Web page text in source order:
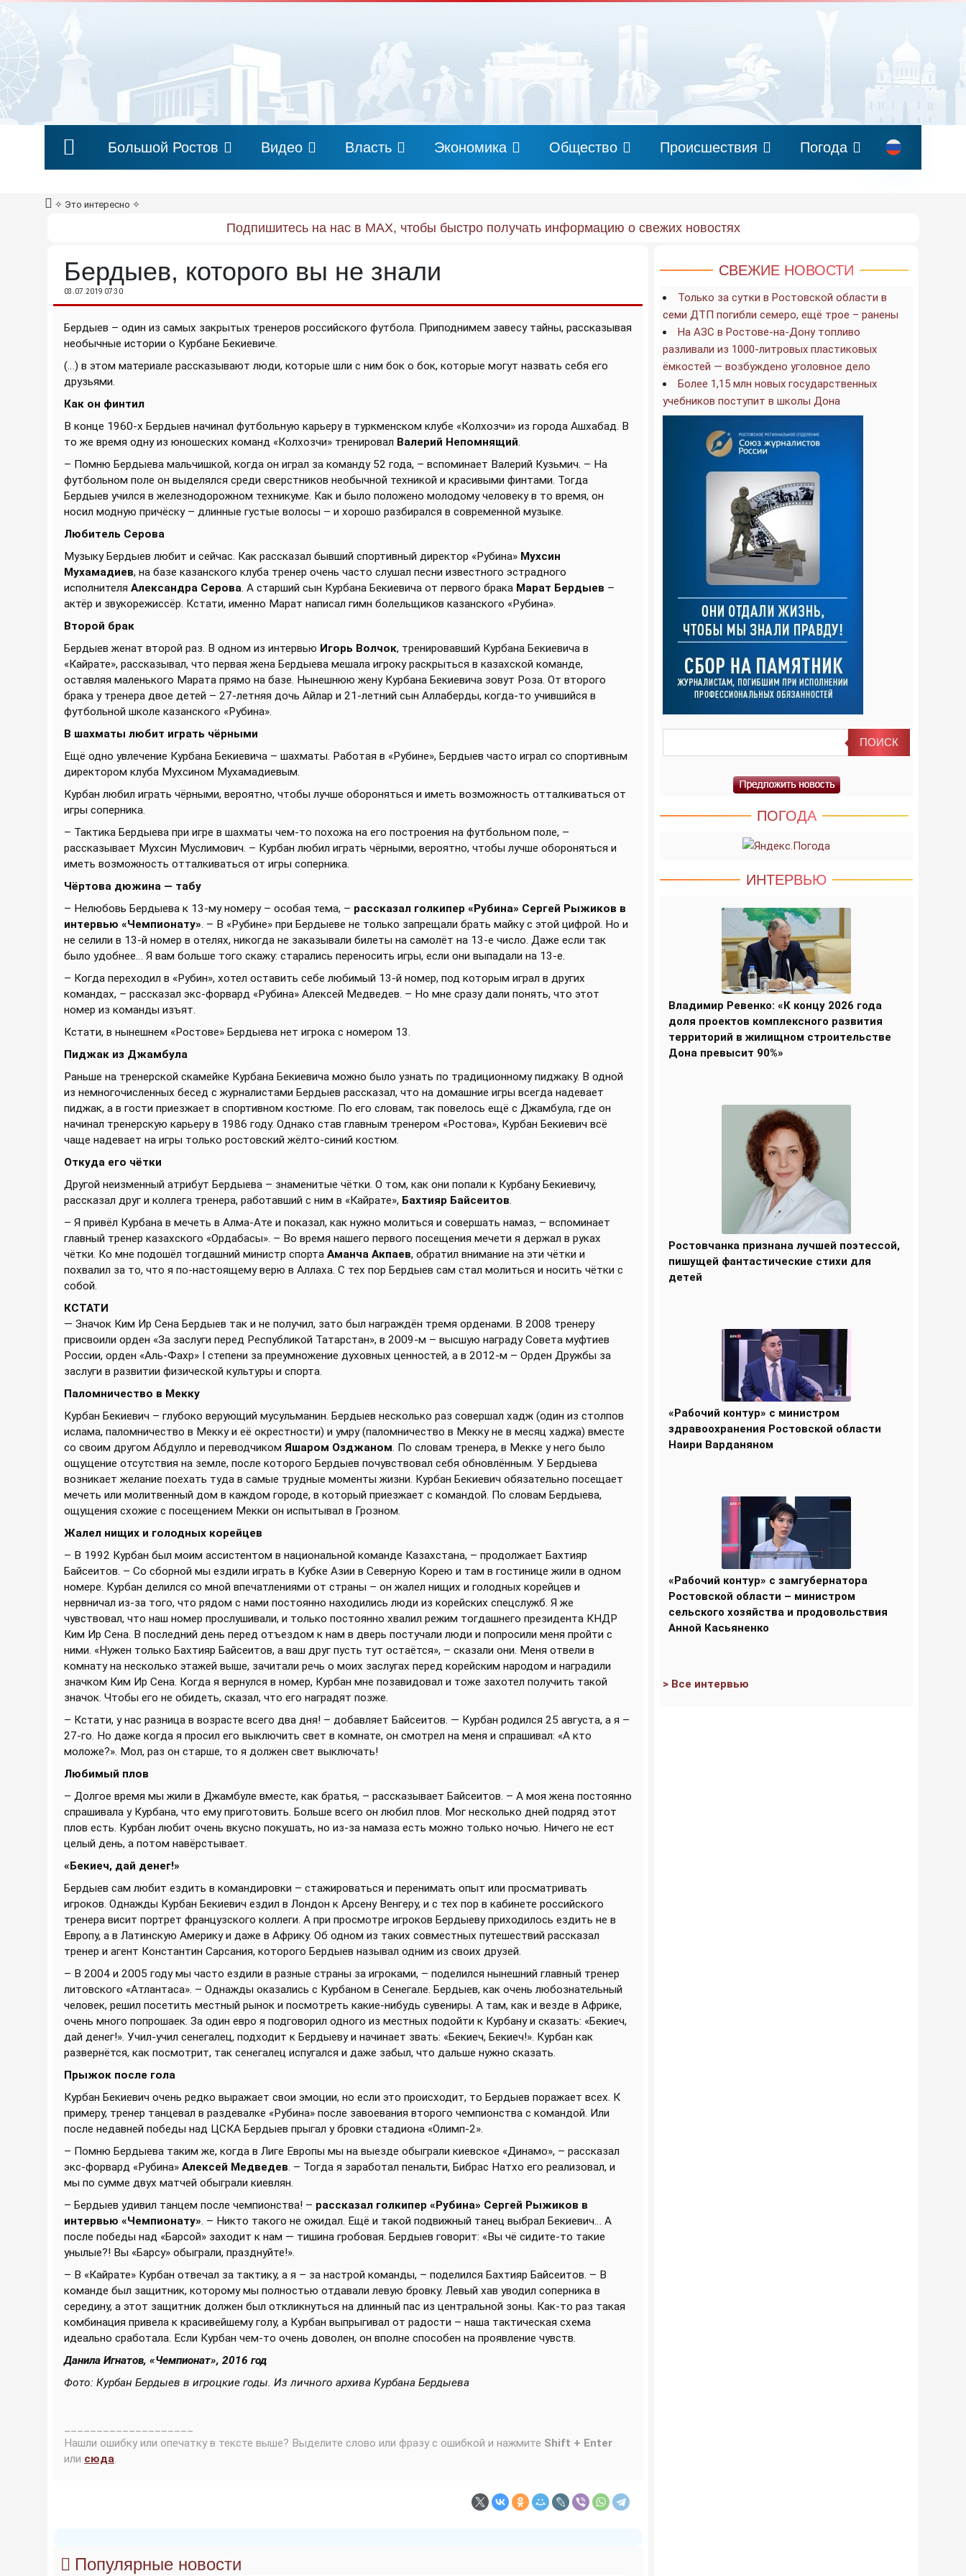
Большой Ростов Видео Власть Экономика Общество Происшествия Погода
✧ Это интересно ✧
Подпишитесь на нас в MAX, чтобы быстро получать информацию о свежих новостях
Бердыев, которого вы не знали
03.07.2019 07:30
Бердыев – один из самых закрытых тренеров российского футбола. Приподнимем завесу тайны, рассказывая
необычные истории о Курбане Бекиевиче.
(…) в этом материале рассказывают люди, которые шли с ним бок о бок, которые могут назвать себя его
друзьями.
Как он финтил
В конце 1960-х Бердыев начинал футбольную карьеру в туркменском клубе «Колхозчи» из города Ашхабад. В
то же время одну из юношеских команд «Колхозчи» тренировал Валерий Непомнящий.
– Помню Бердыева мальчишкой, когда он играл за команду 52 года, – вспоминает Валерий Кузьмич. – На
футбольном поле он выделялся среди сверстников необычной техникой и красивыми финтами. Тогда
Бердыев учился в железнодорожном техникуме. Как и было положено молодому человеку в то время, он
носил модную причёску – длинные густые волосы – и хорошо разбирался в современной музыке.
Любитель Серова
Музыку Бердыев любит и сейчас. Как рассказал бывший спортивный директор «Рубина» Мухсин
Мухамадиев, на базе казанского клуба тренер очень часто слушал песни известного эстрадного
исполнителя Александра Серова. А старший сын Курбана Бекиевича от первого брака Марат Бердыев –
актёр и звукорежиссёр. Кстати, именно Марат написал гимн болельщиков казанского «Рубина».
Второй брак
Бердыев женат второй раз. В одном из интервью Игорь Волчок, тренировавший Курбана Бекиевича в
«Кайрате», рассказывал, что первая жена Бердыева мешала игроку раскрыться в казахской команде,
оставляя маленького Марата прямо на базе. Нынешнюю жену Курбана Бекиевича зовут Роза. От второго
брака у тренера двое детей – 27-летняя дочь Айлар и 21-летний сын Аллаберды, когда-то учившийся в
футбольной школе казанского «Рубина».
В шахматы любит играть чёрными
Ещё одно увлечение Курбана Бекиевича – шахматы. Работая в «Рубине», Бердыев часто играл со спортивным
директором клуба Мухсином Мухамадиевым.
Курбан любил играть чёрными, вероятно, чтобы лучше обороняться и иметь возможность отталкиваться от
игры соперника.
– Тактика Бердыева при игре в шахматы чем-то похожа на его построения на футбольном поле, –
рассказывает Мухсин Муслимович. – Курбан любил играть чёрными, вероятно, чтобы лучше обороняться и
иметь возможность отталкиваться от игры соперника.
Чёртова дюжина — табу
– Нелюбовь Бердыева к 13-му номеру – особая тема, – рассказал голкипер «Рубина» Сергей Рыжиков в
интервью «Чемпионату». – В «Рубине» при Бердыеве не только запрещали брать майку с этой цифрой. Но и
не селили в 13-й номер в отелях, никогда не заказывали билеты на самолёт на 13-е число. Даже если так
было удобнее… Я вам больше того скажу: старались переносить игры, если они выпадали на 13-е.
– Когда переходил в «Рубин», хотел оставить себе любимый 13-й номер, под которым играл в других
командах, – рассказал экс-форвард «Рубина» Алексей Медведев. – Но мне сразу дали понять, что этот
номер из команды изъят.
Кстати, в нынешнем «Ростове» Бердыева нет игрока с номером 13.
Пиджак из Джамбула
Раньше на тренерской скамейке Курбана Бекиевича можно было узнать по традиционному пиджаку. В одной
из немногочисленных бесед с журналистами Бердыев рассказал, что на домашние игры всегда надевает
пиджак, а в гости приезжает в спортивном костюме. По его словам, так повелось ещё с Джамбула, где он
начинал тренерскую карьеру в 1986 году. Однако став главным тренером «Ростова», Курбан Бекиевич всё
чаще надевает на игры только ростовский жёлто-синий костюм.
Откуда его чётки
Другой неизменный атрибут Бердыева – знаменитые чётки. О том, как они попали к Курбану Бекиевичу,
рассказал друг и коллега тренера, работавший с ним в «Кайрате», Бахтияр Байсеитов.
– Я привёл Курбана в мечеть в Алма-Ате и показал, как нужно молиться и совершать намаз, – вспоминает
главный тренер казахского «Ордабасы». – Во время нашего первого посещения мечети я держал в руках
чётки. Ко мне подошёл тогдашний министр спорта Аманча Акпаев, обратил внимание на эти чётки и
похвалил за то, что я по-настоящему верю в Аллаха. С тех пор Бердыев сам стал молиться и носить чётки с
собой.
КСТАТИ
— Значок Ким Ир Сена Бердыев так и не получил, зато был награждён тремя орденами. В 2008 тренеру
присвоили орден «За заслуги перед Республикой Татарстан», в 2009-м – высшую награду Совета муфтиев
России, орден «Аль-Фахр» I степени за преумножение духовных ценностей, а в 2012-м – Орден Дружбы за
заслуги в развитии физической культуры и спорта.
Паломничество в Мекку
Курбан Бекиевич – глубоко верующий мусульманин. Бердыев несколько раз совершал хадж (один из столпов
ислама, паломничество в Мекку и её окрестности) и умру (паломничество в Мекку не в месяц хаджа) вместе
со своим другом Абдулло и переводчиком Яшаром Озджаном. По словам тренера, в Мекке у него было
ощущение отсутствия на земле, после которого Бердыев почувствовал себя обновлённым. У Бердыева
возникает желание поехать туда в самые трудные моменты жизни. Курбан Бекиевич обязательно посещает
мечеть или молитвенный дом в каждом городе, в который приезжает с командой. По словам Бердыева,
ощущения схожие с посещением Мекки он испытывал в Грозном.
Жалел нищих и голодных корейцев
– В 1992 Курбан был моим ассистентом в национальной команде Казахстана, – продолжает Бахтияр
Байсеитов. – Со сборной мы ездили играть в Кубке Азии в Северную Корею и там в гостинице жили в одном
номере. Курбан делился со мной впечатлениями от страны – он жалел нищих и голодных корейцев и
нервничал из-за того, что рядом с нами постоянно находились люди из корейских спецслужб. Я же
чувствовал, что наш номер прослушивали, и только постоянно хвалил режим тогдашнего президента КНДР
Ким Ир Сена. В последний день перед отъездом к нам в дверь постучали люди и попросили меня пройти с
ними. «Нужен только Бахтияр Байсеитов, а ваш друг пусть тут остаётся», – сказали они. Меня отвели в
комнату на несколько этажей выше, зачитали речь о моих заслугах перед корейским народом и наградили
значком Ким Ир Сена. Когда я вернулся в номер, Курбан мне позавидовал и тоже захотел получить такой
значок. Чтобы его не обидеть, сказал, что его наградят позже.
– Кстати, у нас разница в возрасте всего два дня! – добавляет Байсеитов. — Курбан родился 25 августа, а я –
27-го. Но даже когда я просил его выключить свет в комнате, он смотрел на меня и спрашивал: «А кто
моложе?». Мол, раз он старше, то я должен свет выключать!
Любимый плов
– Долгое время мы жили в Джамбуле вместе, как братья, – рассказывает Байсеитов. – А моя жена постоянно
спрашивала у Курбана, что ему приготовить. Больше всего он любил плов. Мог несколько дней подряд этот
плов есть. Курбан любит очень вкусно покушать, но из-за намаза есть можно только ночью. Ничего не ест
целый день, а потом навёрстывает.
«Бекиеч, дай денег!»
Бердыев сам любит ездить в командировки – стажироваться и перенимать опыт или просматривать
игроков. Однажды Курбан Бекиевич ездил в Лондон к Арсену Венгеру, и с тех пор в кабинете российского
тренера висит портрет французского коллеги. А при просмотре игроков Бердыеву приходилось ездить не в
Европу, а в Латинскую Америку и даже в Африку. Об одном из таких совместных путешествий рассказал
тренер и агент Константин Сарсания, которого Бердыев называл одним из своих друзей.
– В 2004 и 2005 году мы часто ездили в разные страны за игроками, – поделился нынешний главный тренер
литовского «Атлантаса». – Однажды оказались с Курбаном в Сенегале. Бердыев, как очень любознательный
человек, решил посетить местный рынок и посмотреть какие-нибудь сувениры. А там, как и везде в Африке,
очень много попрошаек. За один евро я подговорил одного из местных подойти к Курбану и сказать: «Бекиеч,
дай денег!». Учил-учил сенегалец, подходит к Бердыеву и начинает звать: «Бекиеч, Бекиеч!». Курбан как
развернётся, как посмотрит, так сенегалец испугался и даже забыл, что дальше нужно сказать.
Прыжок после гола
Курбан Бекиевич очень редко выражает свои эмоции, но если это происходит, то Бердыев поражает всех. К
примеру, тренер танцевал в раздевалке «Рубина» после завоевания второго чемпионства с командой. Или
после недавней победы над ЦСКА Бердыев прыгал у бровки стадиона «Олимп-2».
– Помню Бердыева таким же, когда в Лиге Европы мы на выезде обыграли киевское «Динамо», – рассказал
экс-форвард «Рубина» Алексей Медведев. – Тогда я заработал пенальти, Бибрас Натхо его реализовал, и
мы по сумме двух матчей обыграли киевлян.
– Бердыев удивил танцем после чемпионства! – рассказал голкипер «Рубина» Сергей Рыжиков в
интервью «Чемпионату». – Никто такого не ожидал. Ещё и такой подвижный танец выбрал Бекиевич… А
после победы над «Барсой» заходит к нам — тишина гробовая. Бердыев говорит: «Вы чё сидите-то такие
унылые?! Вы «Барсу» обыграли, празднуйте!».
– В «Кайрате» Курбан отвечал за тактику, а я – за настрой команды, – поделился Бахтияр Байсеитов. – В
команде был защитник, которому мы полностью отдавали левую бровку. Левый хав уводил соперника в
середину, а этот защитник должен был откликнуться на длинный пас из центральной зоны. Как-то раз такая
комбинация привела к красивейшему голу, а Курбан выпрыгивал от радости – наша тактическая схема
идеально сработала. Если Курбан чем-то очень доволен, он вполне способен на проявление чувств.
Данила Игнатов, «Чемпионат», 2016 год
Фото: Курбан Бердыев в игроцкие годы. Из личного архива Курбана Бердыева
Нашли ошибку или опечатку в тексте выше? Выделите слово или фразу с ошибкой и нажмите Shift + Enter
или сюда.
Популярные новости
СВЕЖИЕ НОВОСТИ
Только за сутки в Ростовской области в
семи ДТП погибли семеро, ещё трое – ранены
На АЗС в Ростове-на-Дону топливо
разливали из 1000-литровых пластиковых
ёмкостей — возбуждено уголовное дело
Более 1,15 млн новых государственных
учебников поступит в школы Дона
ПОГОДА
ИНТЕРВЬЮ
Владимир Ревенко: «К концу 2026 года
доля проектов комплексного развития
территорий в жилищном строительстве
Дона превысит 90%»
Ростовчанка признана лучшей поэтессой,
пишущей фантастические стихи для
детей
«Рабочий контур» с министром
здравоохранения Ростовской области
Наири Варданяном
«Рабочий контур» с замгубернатора
Ростовской области – министром
сельского хозяйства и продовольствия
Анной Касьяненко
> Все интервью